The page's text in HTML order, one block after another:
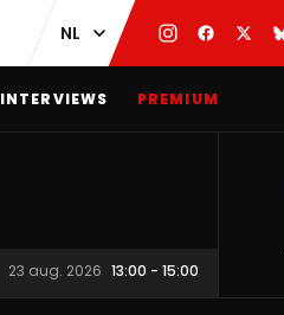
INTERVIEWS PREMIUM
23 aug. 2026 13:00 - 15:00